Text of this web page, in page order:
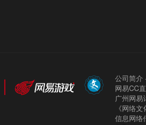
公司简介
网易CC
广州网
《网络
信息网络